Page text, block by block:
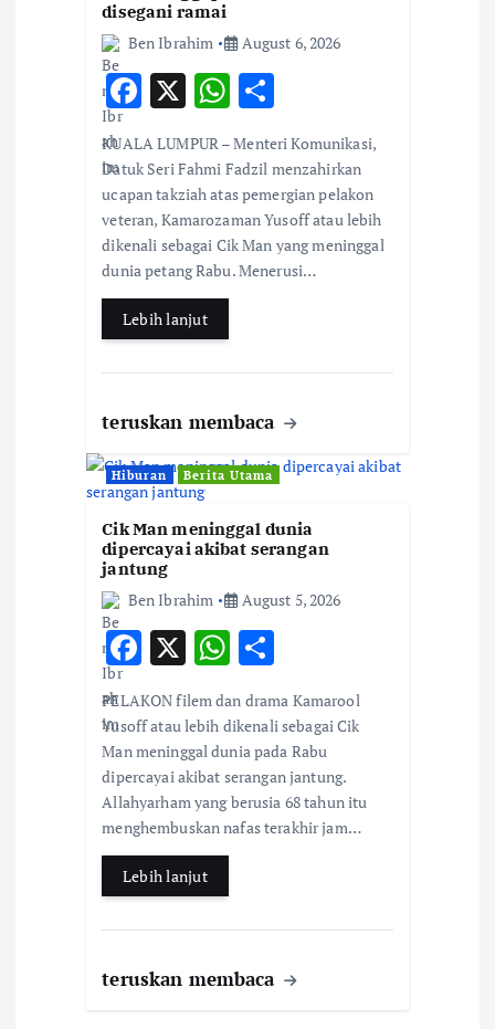
disegani ramai
Ben Ibrahim
August 6, 2026
F
ac
e
b
o
o
k
X W
h
at
s
A
p
h
ar
e
KUALA LUMPUR – Menteri Komunikasi,
Datuk Seri Fahmi Fadzil menzahirkan
ucapan takziah atas pemergian pelakon
veteran, Kamarozaman Yusoff atau lebih
dikenali sebagai Cik Man yang meninggal
dunia petang Rabu. Menerusi…
Lebih lanjut
teruskan membaca
Hiburan Berita Utama
Cik Man meninggal dunia
dipercayai akibat serangan
jantung
Ben Ibrahim
August 5, 2026
F
ac
e
b
o
o
k
X W
h
at
s
A
p
h
ar
e
PELAKON filem dan drama Kamarool
Yusoff atau lebih dikenali sebagai Cik
Man meninggal dunia pada Rabu
dipercayai akibat serangan jantung.
Allahyarham yang berusia 68 tahun itu
menghembuskan nafas terakhir jam…
Lebih lanjut
teruskan membaca